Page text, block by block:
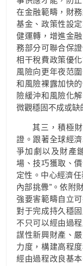
在金融範疇，財
基金、政策性設
健運轉，增進金
務部分可聯合保
相干稅費政策優
風險向更年夜范
和風險裸露加快
險緩沖和風險化
微觀穩固不成或缺
其三，積極
證。跟著全球經
爭加劇以及財產
場、技巧獲取、
定性。中心經濟
內部挑釁”。依附
強要害範疇自立
對于完成持久穩
不只可以經由過
謀性新興財產、
力度，構建高程
經由過程改良基